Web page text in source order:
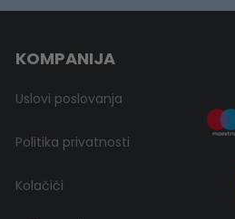
KOMPANIJA
Uslovi poslovanja
Politika privatnosti
Kolačići